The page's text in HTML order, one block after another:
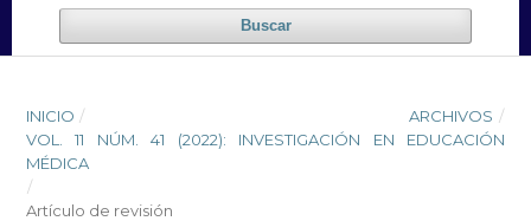
Buscar
INICIO / ARCHIVOS /
VOL. 11 NÚM. 41 (2022): INVESTIGACIÓN EN EDUCACIÓN
MÉDICA
/
Artículo de revisión